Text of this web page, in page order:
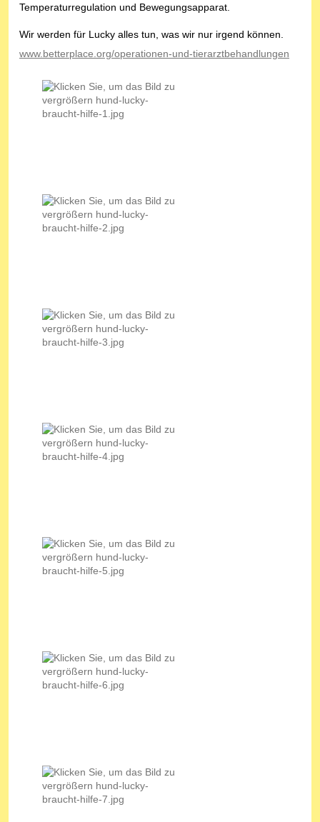
Temperaturregulation und Bewegungsapparat.
Wir werden für Lucky alles tun, was wir nur irgend können.
www.betterplace.org/operationen-und-tierarztbehandlungen